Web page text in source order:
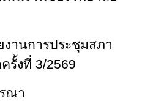
งานการประชุมสภา
รั้งที่ 3/2569
ณา